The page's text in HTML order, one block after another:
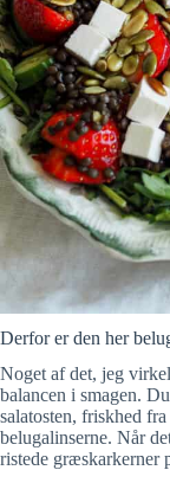
Derfor er den her
Noget af det, jeg
balancen i smagen.
salatosten, friskhed
belugalinserne. Når
ristede græskarkerner